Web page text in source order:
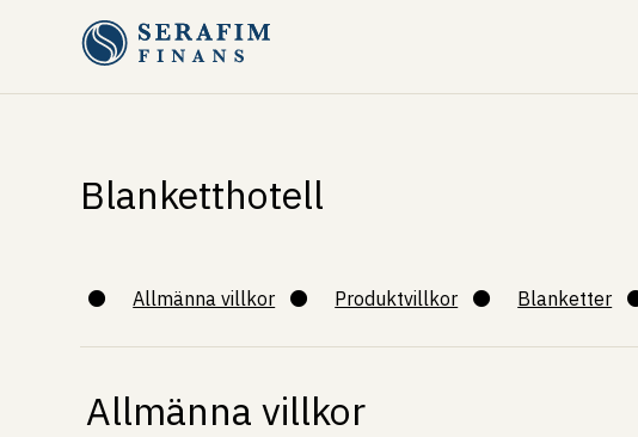
Blanketthotell
Allmänna villkor Produktvillkor Blanketter
Allmänna villkor